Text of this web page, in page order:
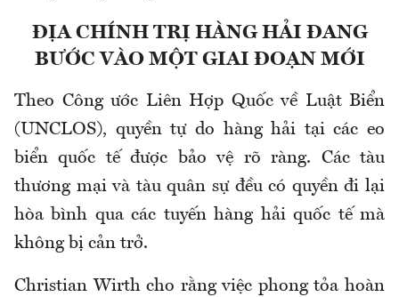
ĐỊA CHÍNH TRỊ HÀNG HẢI ĐANG
BƯỚC VÀO MỘT GIAI ĐOẠN MỚI
Theo Công ước Liên Hợp Quốc về Luật Biển
(UNCLOS), quyền tự do hàng hải tại các eo
biển quốc tế được bảo vệ rõ ràng. Các tàu
thương mại và tàu quân sự đều có quyền đi lại
hòa bình qua các tuyến hàng hải quốc tế mà
không bị cản trở.
Christian Wirth cho rằng việc phong tỏa hoàn